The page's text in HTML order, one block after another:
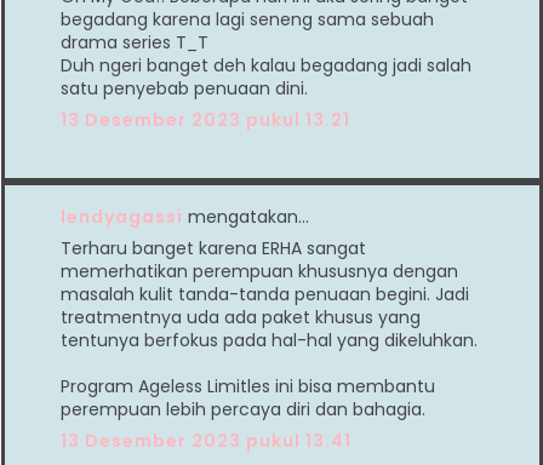
begadang karena lagi seneng sama sebuah
drama series T_T
Duh ngeri banget deh kalau begadang jadi salah
satu penyebab penuaan dini.
13 Desember 2023 pukul 13.21
lendyagassi mengatakan…
Terharu banget karena ERHA sangat
memerhatikan perempuan khususnya dengan
masalah kulit tanda-tanda penuaan begini. Jadi
treatmentnya uda ada paket khusus yang
tentunya berfokus pada hal-hal yang dikeluhkan.
Program Ageless Limitles ini bisa membantu
perempuan lebih percaya diri dan bahagia.
13 Desember 2023 pukul 13.41